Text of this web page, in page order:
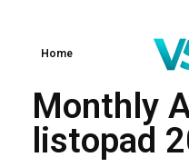
Home
Monthly
listopad